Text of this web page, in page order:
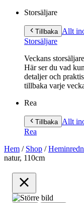
Storsäljare
Tillbaka Allt
Storsäljare
Veckans
Här ser du vad
detaljer och
tillbaka varje
Rea
Tillbaka Allt
Rea
Hem / Shop /
natur, 110cm